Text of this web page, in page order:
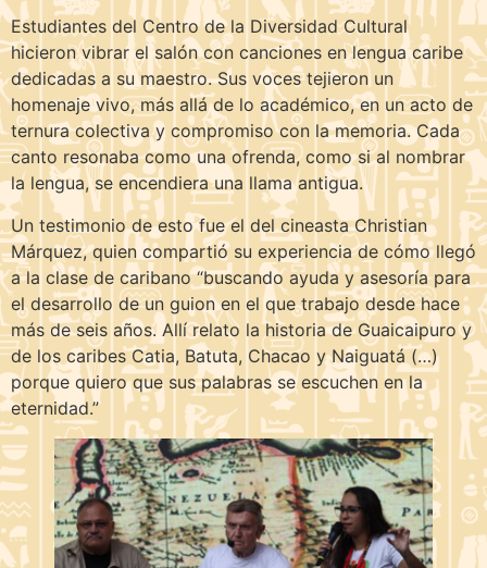
Estudiantes del Centro de la Diversidad Cultural
hicieron vibrar el salón con canciones en lengua caribe
dedicadas a su maestro. Sus voces tejieron un
homenaje vivo, más allá de lo académico, en un acto de
ternura colectiva y compromiso con la memoria. Cada
canto resonaba como una ofrenda, como si al nombrar
la lengua, se encendiera una llama antigua.
Un testimonio de esto fue el del cineasta Christian
Márquez, quien compartió su experiencia de cómo llegó
a la clase de caribano “buscando ayuda y asesoría para
el desarrollo de un guion en el que trabajo desde hace
más de seis años. Allí relato la historia de Guaicaipuro y
de los caribes Catia, Batuta, Chacao y Naiguatá (…)
porque quiero que sus palabras se escuchen en la
eternidad.”